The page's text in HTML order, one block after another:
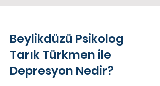
Beylikdüzü Psikolog
Tarık Türkmen ile
Depresyon Nedir?